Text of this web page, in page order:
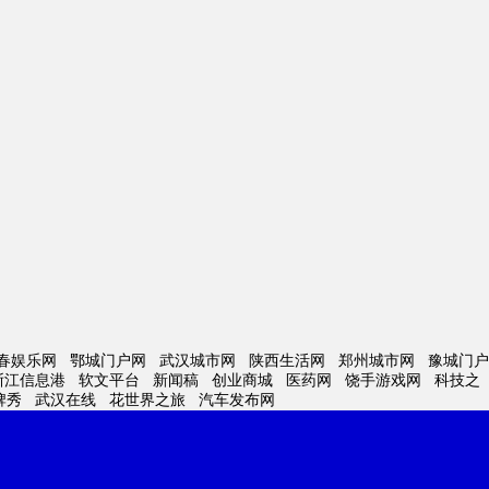
娱乐网 鄂城门户网 武汉城市网 陕西生活网 郑州城市网
豫城门户
江信息港
软文平台 新闻稿 创业商城 医药网 饶手游戏网
科技之
秀
武汉在线 花世界之旅 汽车发布网